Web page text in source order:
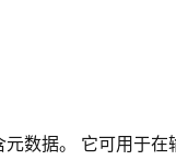
数据。 它可用于